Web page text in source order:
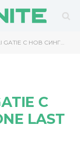
НОВ СИНГЪЛ – ONE LAST DANCE
С
LAST